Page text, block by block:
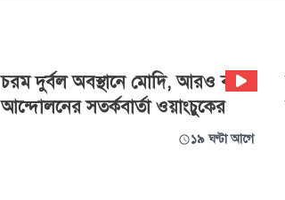
চরম দুর্বল অবস্থানে মোদি, আরও বড়
আন্দোলনের সতর্কবার্তা ওয়াংচুকের
১৯ ঘণ্টা আগে